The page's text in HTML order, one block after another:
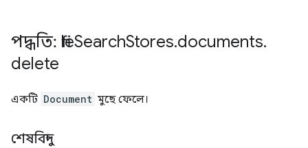
পদ্ধতি: fileSearchStores.documents.
delete
একটি Document মুছে ফেলে।
শেষবিন্দু